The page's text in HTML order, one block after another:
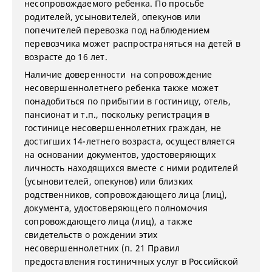
несопровождаемого ребенка. По просьбе
родителей, усыновителей, опекунов или
попечителей перевозка под наблюдением
перевозчика может распространяться на детей в
возрасте до 16 лет.
Наличие доверенности на сопровождение
несовершеннолетнего ребенка также может
понадобиться по прибытии в гостиницу, отель,
пансионат и т.п., поскольку регистрация в
гостинице несовершеннолетних граждан, не
достигших 14-летнего возраста, осуществляется
на основании документов, удостоверяющих
личность находящихся вместе с ними родителей
(усыновителей, опекунов) или близких
родственников, сопровождающего лица (лиц),
документа, удостоверяющего полномочия
сопровождающего лица (лиц), а также
свидетельств о рождении этих
несовершеннолетних (п. 21 Правил
предоставления гостиничных услуг в Российской